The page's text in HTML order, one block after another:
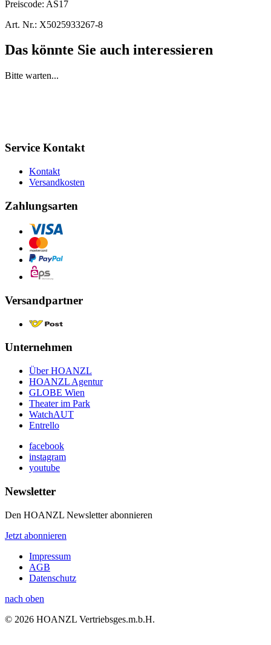
Preiscode: AS17
Art. Nr.: X5025933267-8
Das könnte Sie auch interessieren
Bitte warten...
Service Kontakt
Kontakt
Versandkosten
Zahlungsarten
Versandpartner
Unternehmen
Über HOANZL
HOANZL Agentur
GLOBE Wien
Theater im Park
WatchAUT
Entrello
facebook
instagram
youtube
Newsletter
Den HOANZL Newsletter abonnieren
Jetzt abonnieren
Impressum
AGB
Datenschutz
nach oben
© 2026 HOANZL Vertriebsges.m.b.H.